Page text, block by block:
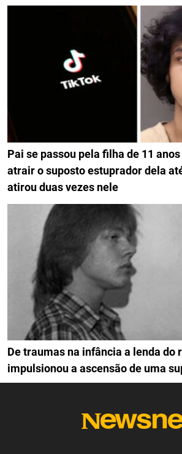
Pai se passou pela filha de 11
atrair o suposto estuprador dela
atirou duas vezes nele
De traumas na infância a lenda do
impulsionou a ascensão de uma